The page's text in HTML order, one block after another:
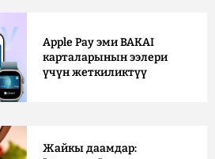
Apple Pay эми BAKAI
карталарынын ээлери
үчүн жеткиликтүү
Жайкы даамдар: